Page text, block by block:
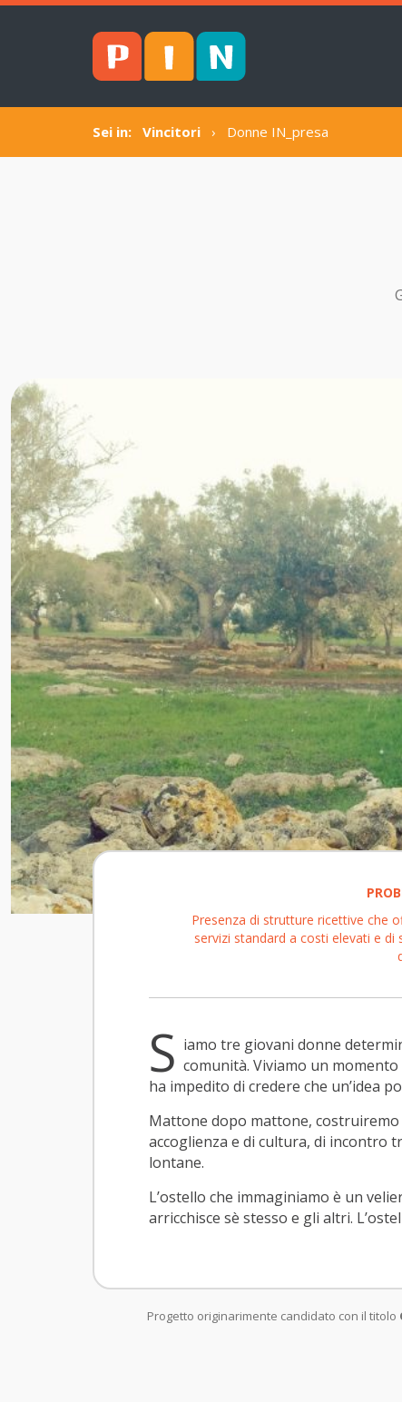
Sei in: Vincitori › Donne IN_presa
Presenza di strutture ricettive che
servizi standard a costi elevati e di
S iamo tre giovani donne
comunità. Viviamo un
ha impedito di credere che un’idea
Mattone dopo mattone,
accoglienza e di cultura, di incontro
lontane.
L’ostello che immaginiamo è un
arricchisce sè stesso e gli altri.
Progetto originarimente candidato con il titolo